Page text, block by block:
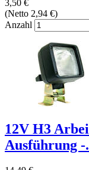
3,50 €
(Netto 2,94 €)
Anzahl
12V H3
Ausführung -